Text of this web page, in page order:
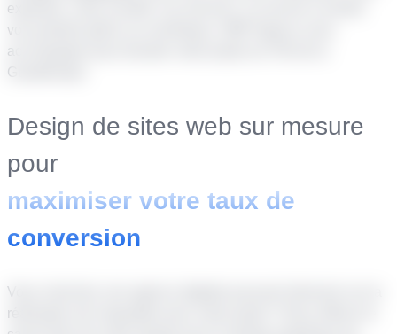
expertise, votre société, vos services, ou encore à vendre
vos produits grâce au numérique, SMP Agency vous
accompagne pour booster votre projet sur l’Île de la
Guadeloupe.
Design de sites web sur mesure
pour
maximiser votre taux de
conversion
Vous cherchez une agence digitale pouvant intervenir sur la
réalisation de maquettes pour votre projet ? Nous offrons le